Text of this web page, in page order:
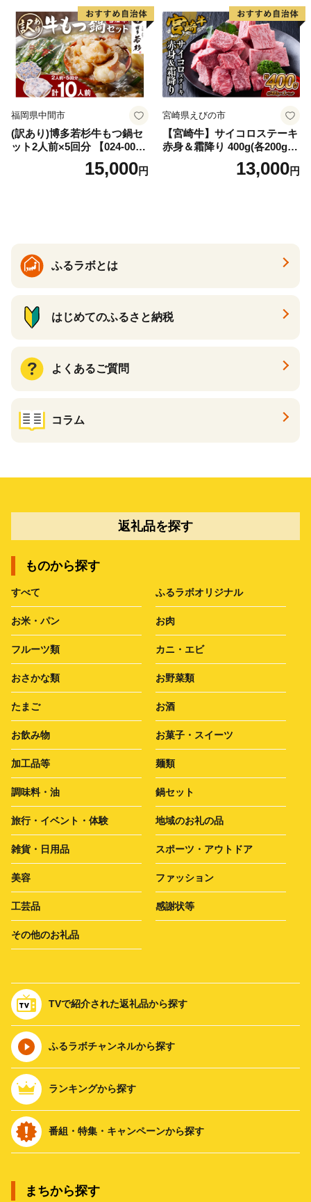
福岡県中間市
(訳あり)博多若杉牛もつ鍋セ
ット2人前×5回分 【024-002
15,000円
宮崎県えびの市
【宮崎牛】サイコロステーキ
赤身＆霜降り 400g(各200g×
１P 計2P) 真空パック 冷凍
13,000円
ふるラボとは
はじめてのふるさと納税
よくあるご質問
コラム
返礼品を探す
ものから探す
すべて ふるラボオリジナル
お米・パン お肉
フルーツ類 カニ・エビ
おさかな類 お野菜類
たまご お酒
お飲み物 お菓子・スイーツ
加工品等 麺類
調味料・油 鍋セット
旅行・イベント・体験 地域のお礼の品
雑貨・日用品 スポーツ・アウトドア
美容 ファッション
工芸品 感謝状等
その他のお礼品
TVで紹介された返礼品から探す
ふるラボチャンネルから探す
ランキングから探す
番組・特集・キャンペーンから探す
まちから探す